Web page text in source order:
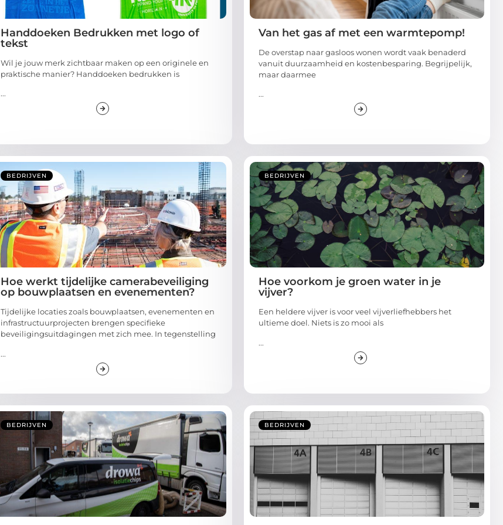
Handdoeken Bedrukken met logo of
tekst
Wil je jouw merk zichtbaar maken op een originele en
praktische manier? Handdoeken bedrukken is
...
Van het gas af met een warmtepomp!
De overstap naar gasloos wonen wordt vaak benaderd
vanuit duurzaamheid en kostenbesparing. Begrijpelijk,
maar daarmee
...
BEDRIJVEN
Hoe werkt tijdelijke camerabeveiliging
op bouwplaatsen en evenementen?
Tijdelijke locaties zoals bouwplaatsen, evenementen en
infrastructuurprojecten brengen specifieke
beveiligingsuitdagingen met zich mee. In tegenstelling
...
BEDRIJVEN
Hoe voorkom je groen water in je
vijver?
Een heldere vijver is voor veel vijverliefhebbers het
ultieme doel. Niets is zo mooi als
...
BEDRIJVEN BEDRIJVEN